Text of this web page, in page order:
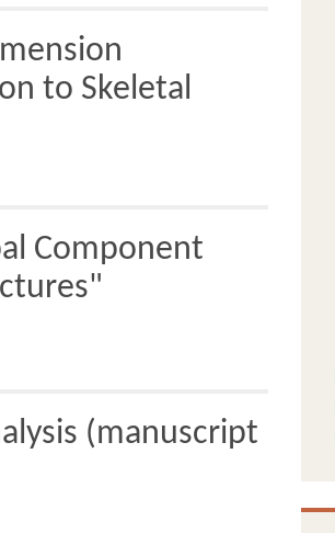
to Skeletal
Component
(manuscript